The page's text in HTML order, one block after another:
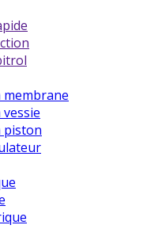
membrane
piston